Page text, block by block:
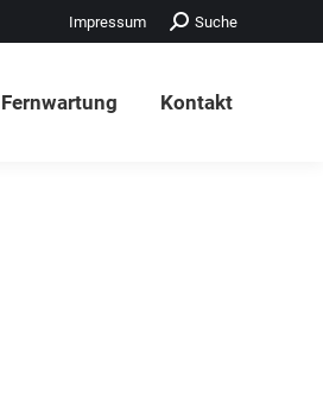
Impressum Search:
Suche
Fernwartung Kontakt
Fernwartung Kontakt